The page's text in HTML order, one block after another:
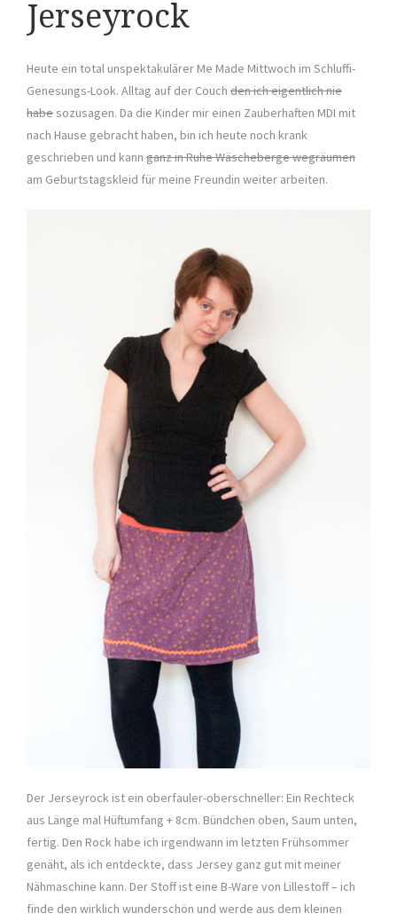
Jerseyrock
Heute ein total unspektakulärer Me Made Mittwoch im Schluffi-
Genesungs-Look. Alltag auf der Couch den ich eigentlich nie
habe sozusagen. Da die Kinder mir einen Zauberhaften MDI mit
nach Hause gebracht haben, bin ich heute noch krank
geschrieben und kann ganz in Ruhe Wäscheberge wegräumen
am Geburtstagskleid für meine Freundin weiter arbeiten.
Der Jerseyrock ist ein oberfauler-oberschneller: Ein Rechteck
aus Länge mal Hüftumfang + 8cm. Bündchen oben, Saum unten,
fertig. Den Rock habe ich irgendwann im letzten Frühsommer
genäht, als ich entdeckte, dass Jersey ganz gut mit meiner
Nähmaschine kann. Der Stoff ist eine B-Ware von Lillestoff – ich
finde den wirklich wunderschön und werde aus dem kleinen